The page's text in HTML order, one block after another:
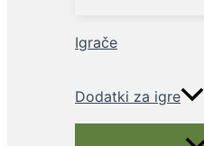
Igrače
Dodatki za igre